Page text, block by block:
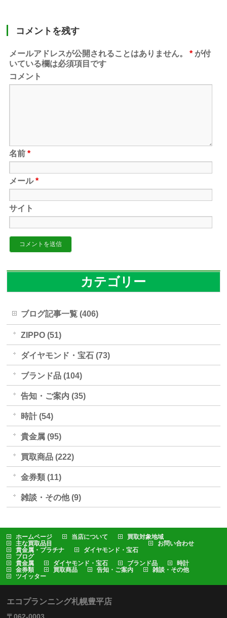
コメントを残す
メールアドレスが公開されることはありません。 * が付
いている欄は必須項目です
コメント
名前*
メール*
サイト
カテゴリー
ブログ記事一覧 (406)
ZIPPO (51)
ダイヤモンド・宝石 (73)
ブランド品 (104)
告知・ご案内 (35)
時計 (54)
貴金属 (95)
買取商品 (222)
金券類 (11)
雑談・その他 (9)
ホームページ 当店について
買取対象地域
主な買取品目
貴金属・プラチナ
ダイヤモンド・宝石
お問い合わせ
ブログ
貴金属
ダイヤモンド・宝石 ブランド品
時計
金券類
買取商品 告知・ご案内
雑談・その他
ツイッター
エコプランニング札幌豊平店